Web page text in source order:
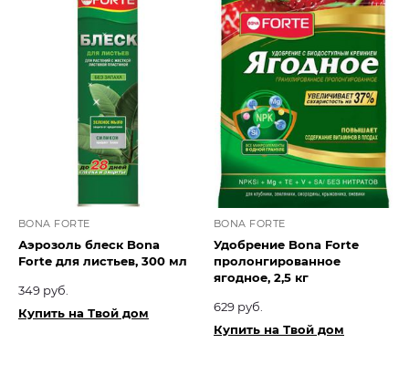
BONA FORTE
Аэрозоль блеск Bona
Forte для листьев, 300 мл
349 руб.
Купить на Твой дом
BONA FORTE
Удобрение Bona Forte
пролонгированное
ягодное, 2,5 кг
629 руб.
Купить на Твой дом